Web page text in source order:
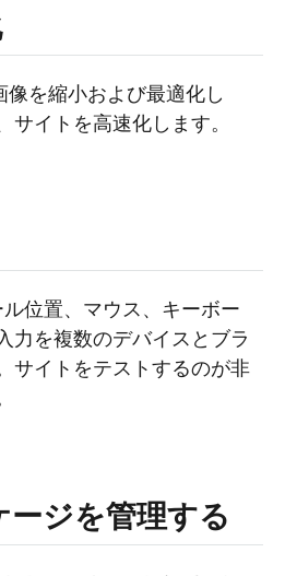
を縮小および最適化し
イトを高速化します。
位置、マウス、キーボー
力を複数のデバイスとブラ
サイトをテストするのが非
ジを管理する